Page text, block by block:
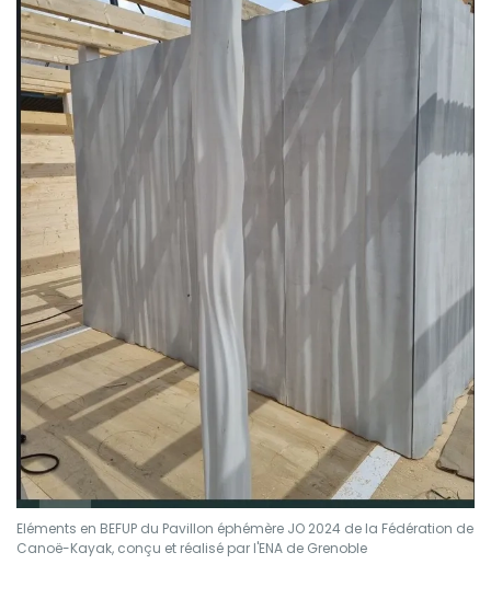
Eléments en BEFUP du Pavillon éphémère JO 2024 de la Fédération de
Canoë-Kayak, conçu et réalisé par l'ENA de Grenoble